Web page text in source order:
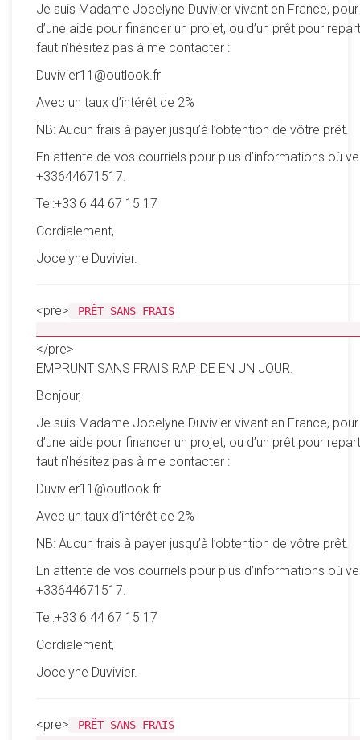
Je suis Madame Jocelyne Duvivier vivant en France,
d’une aide pour financer un projet, ou d’un prêt pour
faut n’hésitez pas à me contacter :
Duvivier11@outlook.fr
Avec un taux d’intérêt de 2%
NB: Aucun frais à payer jusqu’à l’obtention de vôtre prêt.
En attente de vos courriels pour plus d’informations où
+33644671517.
Tel:+33 6 44 67 15 17
Cordialement,
Jocelyne Duvivier.
<pre>
PRÊT SANS FRAIS
</pre>
EMPRUNT SANS FRAIS RAPIDE EN UN JOUR.
Bonjour,
Je suis Madame Jocelyne Duvivier vivant en France,
d’une aide pour financer un projet, ou d’un prêt pour
faut n’hésitez pas à me contacter :
Duvivier11@outlook.fr
Avec un taux d’intérêt de 2%
NB: Aucun frais à payer jusqu’à l’obtention de vôtre prêt.
En attente de vos courriels pour plus d’informations où
+33644671517.
Tel:+33 6 44 67 15 17
Cordialement,
Jocelyne Duvivier.
<pre>
PRÊT SANS FRAIS